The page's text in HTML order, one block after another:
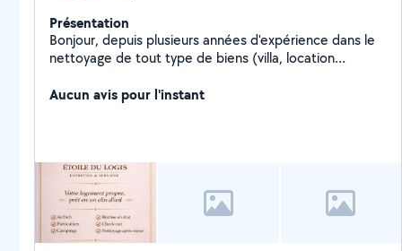
Présentation
Bonjour, depuis plusieurs années d'expérience dans le
nettoyage de tout type de biens (villa, location
et mon savoir-faire. J'aime le travail bien fait et la
Aucun avis pour l'instant